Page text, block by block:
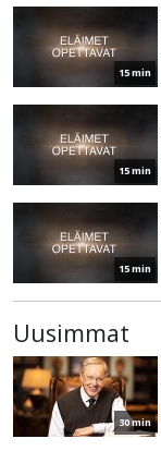
15 min
15 min
15 min
Uusimmat
30 min